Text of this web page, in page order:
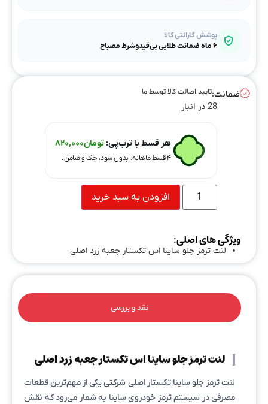
پوشش گارانتی کالا
۶ ماه ضمانت طلایی بی‌قیدوشرط مصباح
ضمانت:تایید اصالت کالا توسط ما
28 در انبار
هر قسط با ترب‌پی: تومان820,000
۴ قسط ماهانه. بدون سود، چک و ضامن.
افزودن به سبد خرید
ویژگی های اصلی:
لنت ترمز جلو ساینا اس تکستار جعبه زرد اصلی
نقد و بررسی
لنت ترمز جلو ساینا اس تکستار جعبه زرد اصلی
لنت ترمز جلو ساینا تکستار اصلی شرکتی یکی از مهم‌ترین قطعات
مصرفی در سیستم ترمز خودروی ساینا به شمار می‌رود که نقش